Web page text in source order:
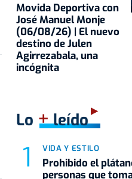
Movida Deportiva con
José Manuel Monje
(06/08/26) | El nuevo
destino de Julen
Agirrezabala, una
incógnita
Lo +leído
VIDA Y ESTILO
Prohibido el
personas que